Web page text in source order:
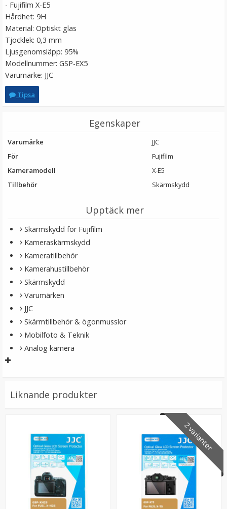
JJC Blixtskoskydd hot-shoe för Fujifilm kameror Silver
Bexin 2st 1/4-tum gängade monteringsskruvar LS005
LÄGG I VARUKORG
- Fujifilm X-E5
Hårdhet: 9H
Material: Optiskt glas
Tjocklek: 0,3 mm
Ljusgenomsläpp: 95%
Modellnummer: GSP-EX5
Varumärke: JJC
Tipsa
Egenskaper
Varumärke
JJC
För
Fujifilm
Kameramodell
X-E5
Tillbehör
Skärmskydd
Upptäck mer
Skärmskydd för Fujifilm
Kameraskärmskydd
Kameratillbehör
Kamerahustillbehör
Skärmskydd
Varumärken
JJC
Skärmtillbehör & ögonmusslor
Mobilfoto & Teknik
Analog kamera
Liknande produkter
2 varianter